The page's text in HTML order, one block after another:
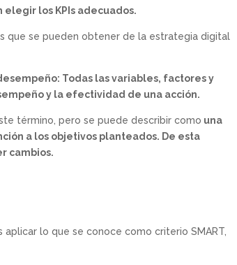
los KPIs adecuados.
que se pueden obtener de la estrategia digital
Todas las variables, factores y
y la efectividad de una acción.
término, pero se puede describir como una
a los objetivos planteados. De esta
cambios.
lo que se conoce como criterio SMART,